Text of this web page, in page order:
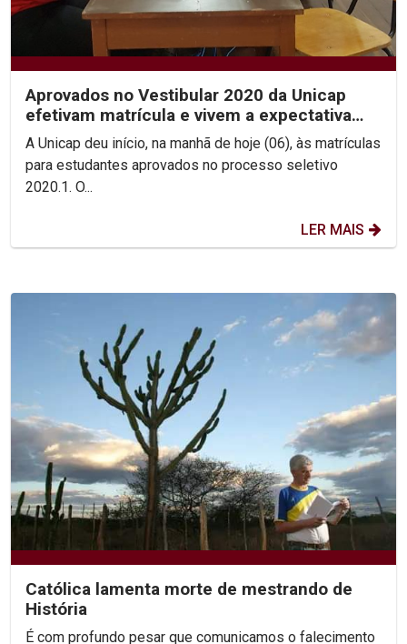
Aprovados no Vestibular 2020 da Unicap
efetivam matrícula e vivem a expectativa
pelo início das aula
A Unicap deu início, na manhã de hoje (06), às matrículas
para estudantes aprovados no processo seletivo
2020.1. O...
LER MAIS
Católica lamenta morte de mestrando de
História
É com profundo pesar que comunicamos o falecimento